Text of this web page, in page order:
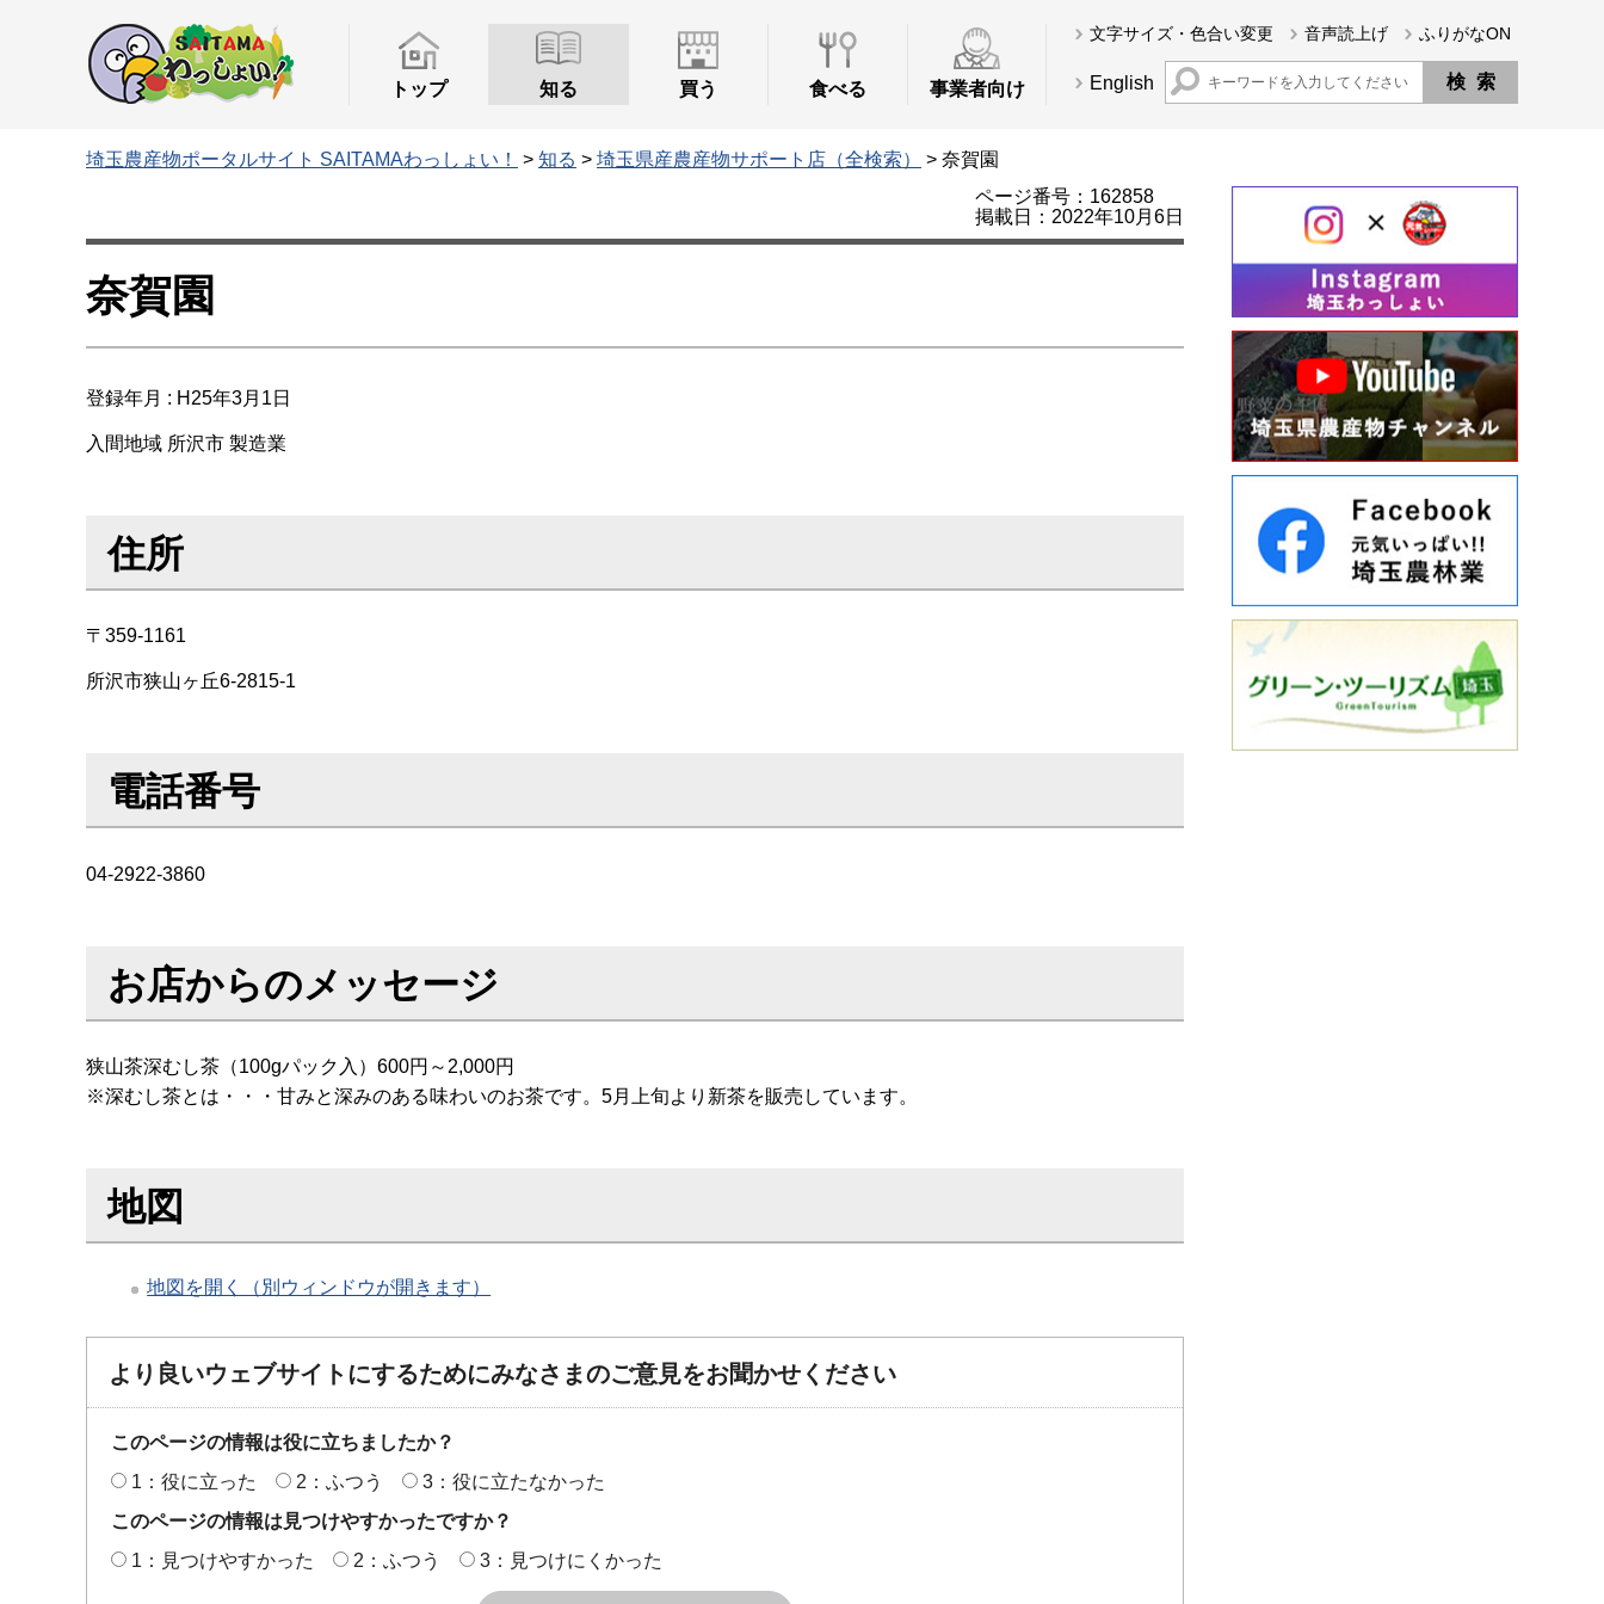
トップ 知る 買う 食べる 事業者向け
文字サイズ・色合い変更 音声読上げ ふりがなON
English
埼玉農産物ポータルサイト SAITAMAわっしょい！ > 知る > 埼玉県産農産物サポート店（全検索）
> 奈賀園
ページ番号：162858
掲載日：2022年10月6日
奈賀園
登録年月 : H25年3月1日
入間地域 所沢市 製造業
住所
〒359-1161
所沢市狭山ヶ丘6-2815-1
電話番号
04-2922-3860
お店からのメッセージ
狭山茶深むし茶（100gパック入）600円～2,000円
※深むし茶とは・・・甘みと深みのある味わいのお茶です。5月上旬より新茶を販売しています。
地図
地図を開く（別ウィンドウが開きます）
より良いウェブサイトにするためにみなさまのご意見をお聞かせください
このページの情報は役に立ちましたか？
1：役に立った
2：ふつう
3：役に立たなかった
このページの情報は見つけやすかったですか？
1：見つけやすかった
2：ふつう 3：見つけにくかった